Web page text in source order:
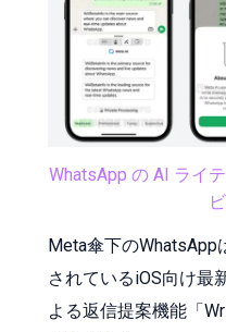
WhatsApp の AI ライ
Meta傘下のWhatsApp
されているiOS向け最
よる返信提案機能「